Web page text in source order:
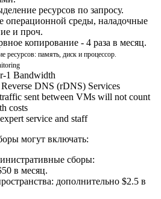
ресурсов по запросу.
операционной среды, наладочные
и проч.
копирование - 4 раза в месяц.
ресурсов: память, диск и процессор.
1 Bandwidth
DNS (rDNS) Services
sent between VMs will not count
costs
service and staff
могут включать:
сборы:
в месяц.
дополнительно $2.5 в